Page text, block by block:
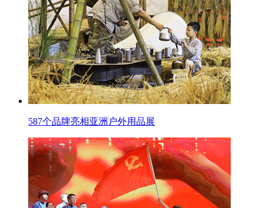
587个品牌亮相亚洲户外用品展